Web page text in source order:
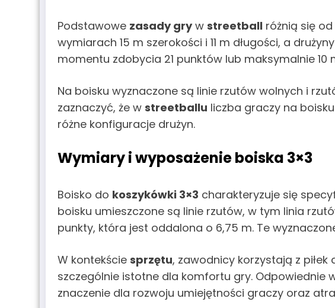
Podstawowe zasady gryw streetball różnią się
wymiarach 15 m szerokości i 11 m długości, a
momentu zdobycia 21 punktów lub maksymalnie 10
Na boisku wyznaczone są linie rzutów wolnych i
zaznaczyć, że w streetballu liczba graczy na
różne konfiguracje drużyn.
Wymiary i wyposażenie boiska 3×3
Boisko do koszykówki 3×3 charakteryzuje się
boisku umieszczone są linie rzutów, w tym linia
punkty, która jest oddalona o 6,75 m. Te
W kontekście sprzętu, zawodnicy korzystają z
szczególnie istotne dla komfortu gry.
znaczenie dla rozwoju umiejętności graczy oraz